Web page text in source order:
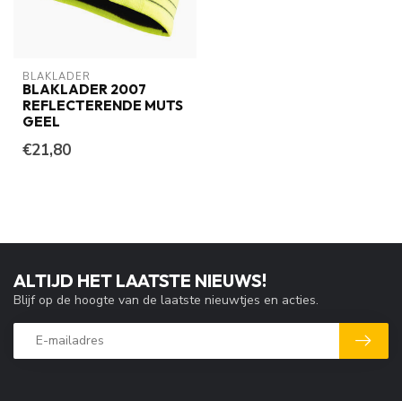
BLAKLADER
BLAKLADER 2007
REFLECTERENDE MUTS
GEEL
€21,80
ALTIJD HET LAATSTE NIEUWS!
Blijf op de hoogte van de laatste nieuwtjes en acties.